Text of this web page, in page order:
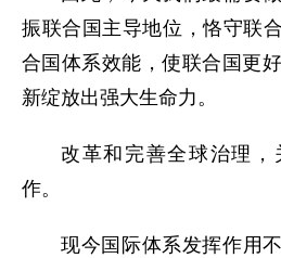
振联合国主导地位，恪守联
合国体系效能，使联合国更
新绽放出强大生命力。
改革和完善全球治理，
作。
现今国际体系发挥作用